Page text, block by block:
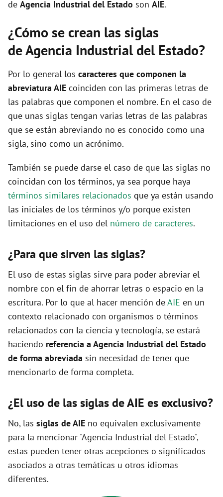
V
i
e
o
de Agencia Industrial del Estado son AIE.
¿Cómo se crean las siglas
de Agencia Industrial del Estado?
Por lo general los caracteres que componen la
abreviatura AIE coinciden con las primeras letras de
las palabras que componen el nombre. En el caso de
que unas siglas tengan varias letras de las palabras
que se están abreviando no es conocido como una
sigla, sino como un acrónimo.
También se puede darse el caso de que las siglas no
coincidan con los términos, ya sea porque haya
términos similares relacionados que ya están usando
las iniciales de los términos y/o porque existen
limitaciones en el uso del número de caracteres.
¿Para que sirven las siglas?
El uso de estas siglas sirve para poder abreviar el
nombre con el fin de ahorrar letras o espacio en la
escritura. Por lo que al hacer mención deAIE en un
contexto relacionado con organismos o términos
relacionados con la ciencia y tecnología, se estará
haciendo referencia a Agencia Industrial del Estado
de forma abreviada sin necesidad de tener que
mencionarlo de forma completa.
¿El uso de las siglas de AIE es exclusivo?
No, las siglas de AIE no equivalen exclusivamente
para la mencionar "Agencia Industrial del Estado",
estas pueden tener otras acepciones o significados
asociados a otras temáticas u otros idiomas
diferentes.